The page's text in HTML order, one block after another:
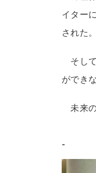
イター
された。
そし
ができ
未来の
-